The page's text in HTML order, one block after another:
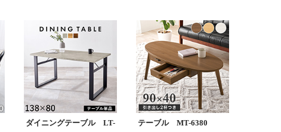
ダイニングテーブル LT-
テーブル MT-6380